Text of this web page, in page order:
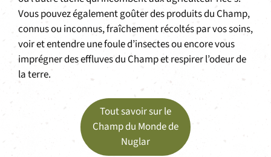
Vous pouvez également goûter des produits du Champ,
connus ou inconnus, fraîchement récoltés par vos soins,
voir et entendre une foule d’insectes ou encore vous
imprégner des effluves du Champ et respirer l’odeur de
la terre.
Tout savoir sur le
Champ du Monde de
Nuglar